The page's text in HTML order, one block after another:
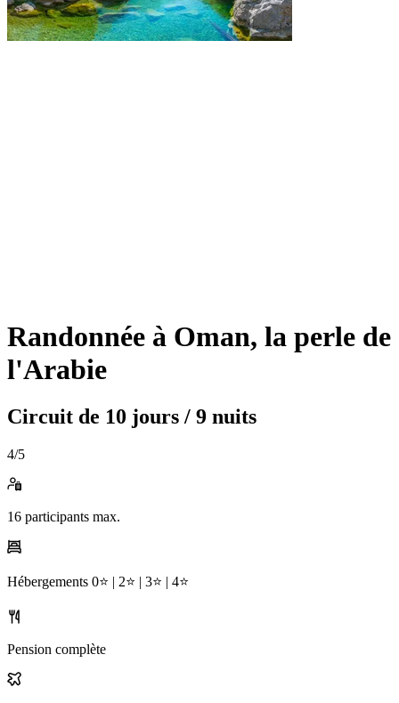
Randonnée à Oman, la perle de
l'Arabie
Circuit de 10 jours / 9 nuits
4/5
16 participants max.
Hébergements 0⭐️ | 2⭐️ | 3⭐️ | 4⭐️
Pension complète